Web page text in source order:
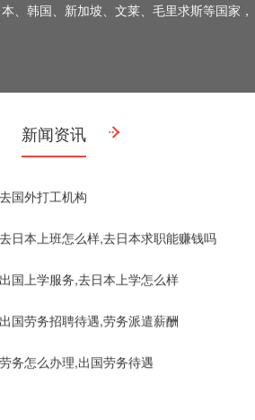
、韩国、新加坡、文莱、毛里求斯等国家，
劳务信息。 “出国打工、宏翔成功”已经成为
商务局设为我市一家外派服装***培训基地；
06、07、08 连续三年被市劳动局评为放心
下人力资源发展机构，并在大名成立分公
努力下，通过了 ISO9001-2008质量认证。
务，公司本着诚信、务实、争创服务的精
新闻资讯
国外打工机构
日本上班怎么样,去日本求职能赚钱吗
国上学服务,去日本上学怎么样
国劳务招聘待遇,劳务派遣薪酬
务怎么办理,出国劳务待遇